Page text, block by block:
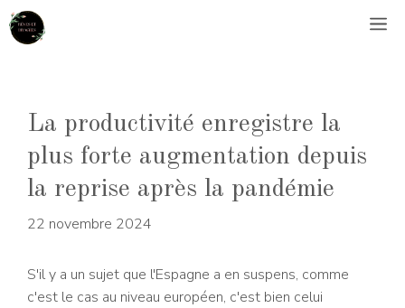
Aller
au
La productivité enregistre la
plus forte augmentation depuis
la reprise après la pandémie
22 novembre 2024
S'il y a un sujet que l'Espagne a en suspens, comme
c'est le cas au niveau européen, c'est bien celui